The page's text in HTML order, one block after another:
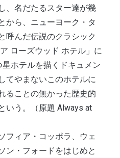
、名だたるスター達が幾
から、ニューヨーク・タ
呼んだ伝説のクラシック
ローズウッド ホテル」に
ホテルを描くドキュメン
てやまないこのホテルに
ることの無かった歴史的
いう。（原題 Always at
フィア・コッポラ、ウェ
ン・フォードをはじめと